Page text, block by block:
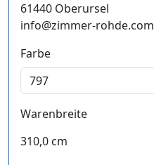
61440 Oberursel
info@zimmer-rohde.com
Farbe
Warenbreite
310,0 cm